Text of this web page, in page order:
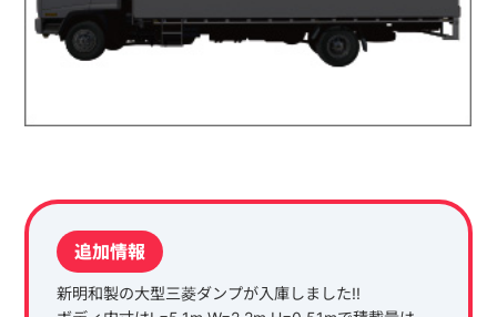
追加情報
新明和製の大型三菱ダンプが入庫しました!!